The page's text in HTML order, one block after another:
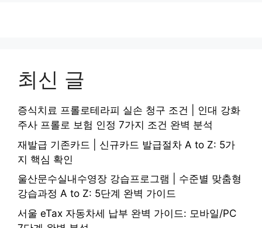
최신 글
증식치료 프롤로테라피 실손 청구 조건 | 인대 강화
주사 프롤로 보험 인정 7가지 조건 완벽 분석
재발급 기존카드 | 신규카드 발급절차 A to Z: 5가
지 핵심 확인
울산문수실내수영장 강습프로그램 | 수준별 맞춤형
강습과정 A to Z: 5단계 완벽 가이드
서울 eTax 자동차세 납부 완벽 가이드: 모바일/PC